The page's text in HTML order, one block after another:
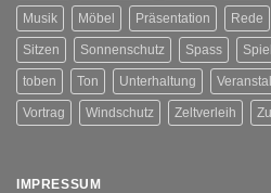
Musik Möbel Präsentation Rede
Sitzen Sonnenschutz Spass
toben Ton Unterhaltung
Vortrag Windschutz Zeltverleih
IMPRESSUM